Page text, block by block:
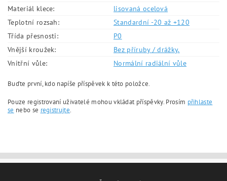
Materiál klece:
lisovaná ocelová
Teplotní rozsah:
Standardní -20 až +120
Třída přesnosti:
P0
Vnější kroužek:
Bez příruby / drážky.
Vnitřní vůle:
Normální radiální vůle
Buďte první, kdo napíše příspěvek k této položce.
Pouze registrovaní uživatelé mohou vkládat příspěvky. Prosím přihlaste
se nebo se registrujte.